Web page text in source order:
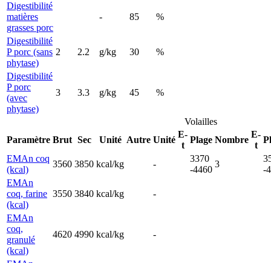
Digestibilité
matières
grasses porc
- 85 %
Digestibilité
P porc (sans
phytase)
2 2.2 g/kg 30 %
Digestibilité
P porc
(avec
phytase)
3 3.3 g/kg 45 %
Volailles
Paramètre Brut Sec Unité Autre Unité
E-
t
Plage Nombre
E-
t
EMAn coq
(kcal)
3560 3850 kcal/kg -
3370
-4460
3
-
EMAn
coq, farine
(kcal)
3550 3840 kcal/kg -
EMAn
coq,
granulé
(kcal)
4620 4990 kcal/kg -